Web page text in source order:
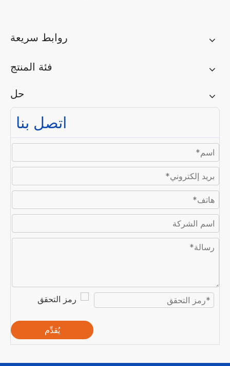
روابط سريعة
فئة المنتج
حل
اتصل بنا
يُقدِّم